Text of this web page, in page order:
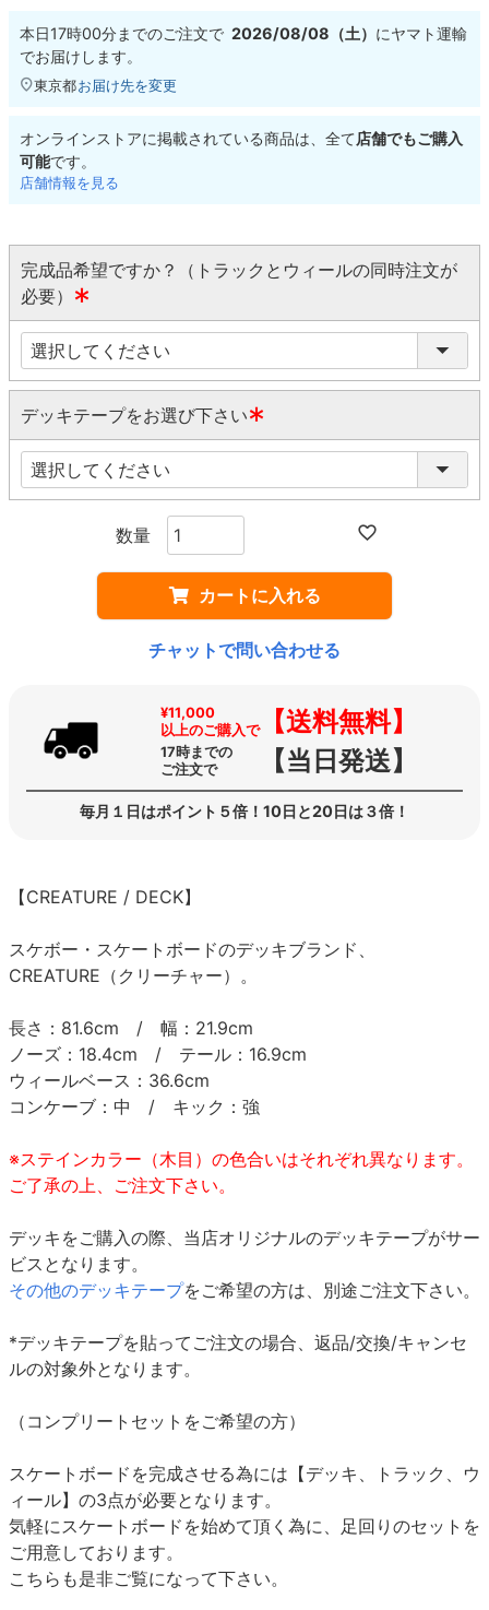
本日17時00分までのご注文で 2026/08/08（土） にヤマト運輸
でお届けします。
東京都お届け先を変更
オンラインストアに掲載されている商品は、全て店舗でもご購入
可能です。
店舗情報を見る
完成品希望ですか？（トラックとウィールの同時注文が
必要）
(
必
須
)
デッキテープをお選び下さい
(
須
カートに入れる
チャットで問い合わせる
¥11,000
以上のご購入で【送料無料】
17時までの
ご注文で
【当日発送】
毎月１日はポイント５倍！10日と20日は３倍！
【CREATURE / DECK】
スケボー・スケートボードのデッキブランド、
CREATURE（クリーチャー）。
長さ：81.6cm / 幅：21.9cm
ノーズ：18.4cm / テール：16.9cm
ウィールベース：36.6cm
コンケーブ：中 / キック：強
※ステインカラー（木目）の色合いはそれぞれ異なります。
ご了承の上、ご注文下さい。
デッキをご購入の際、当店オリジナルのデッキテープがサー
ビスとなります。
その他のデッキテープをご希望の方は、別途ご注文下さい。
*デッキテープを貼ってご注文の場合、返品/交換/キャンセ
ルの対象外となります。
（コンプリートセットをご希望の方）
スケートボードを完成させる為には【デッキ、トラック、ウ
ィール】の3点が必要となります。
気軽にスケートボードを始めて頂く為に、足回りのセットを
ご用意しております。
こちらも是非ご覧になって下さい。